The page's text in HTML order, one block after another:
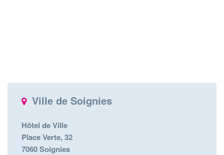
Ville de Soignies
Hôtel de Ville
Place Verte, 32
7060 Soignies